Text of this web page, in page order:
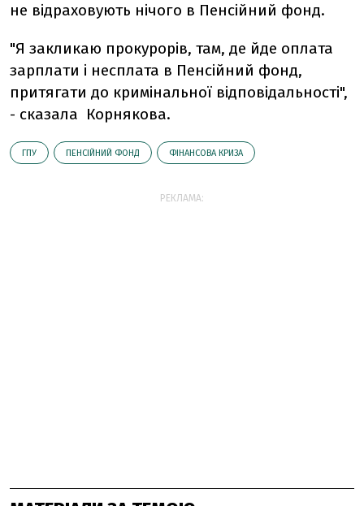
не відраховують нічого в Пенсійний фонд.
"Я закликаю прокурорів, там, де йде оплата
зарплати і несплата в Пенсійний фонд,
притягати до кримінальної відповідальності",
- сказала Корнякова.
ГПУ ПЕНСІЙНИЙ ФОНД ФІНАНСОВА КРИЗА
РЕКЛАМА: